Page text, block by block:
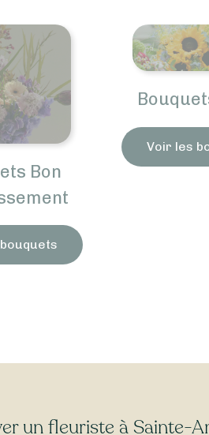
Bon
Voir les
un fleuriste à Sainte-